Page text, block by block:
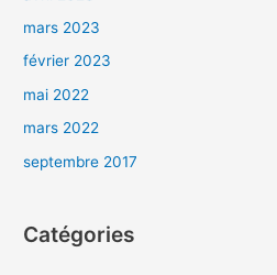
mars 2023
février 2023
mai 2022
mars 2022
septembre 2017
Catégories